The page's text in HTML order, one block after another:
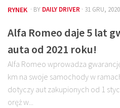
RYNEK · BY DAILY DRIVER · 31 GRU, 2020
Alfa Romeo daje 5 lat
auta od 2021 roku!
Alfa Romeo wprowadza
km na swoje samochody w
dotyczy aut zakupionych od 1
oręż w...